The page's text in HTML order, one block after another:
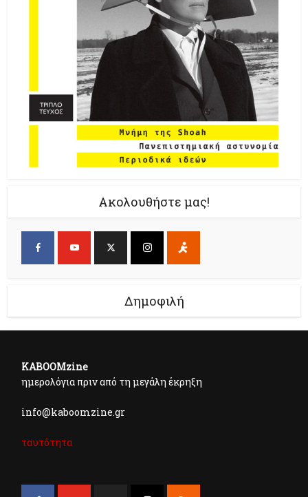
Ακολουθήστε μας!
Δημοφιλή
KABOOMzine
ημερολόγια πριν από τη μεγάλη έκρηξη
info@kaboomzine.gr
ταυτότητα